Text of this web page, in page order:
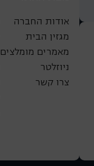
אודות החברה
מגזין הבית
מאמרים מומלצים
ניוזלטר
צרו קשר